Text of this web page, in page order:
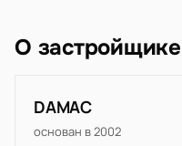
О застройщике
DAMAC
основан в 2002